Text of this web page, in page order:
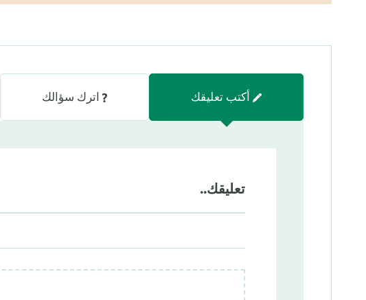
أكتب تعليقك اترك سؤالك
تعليقك..